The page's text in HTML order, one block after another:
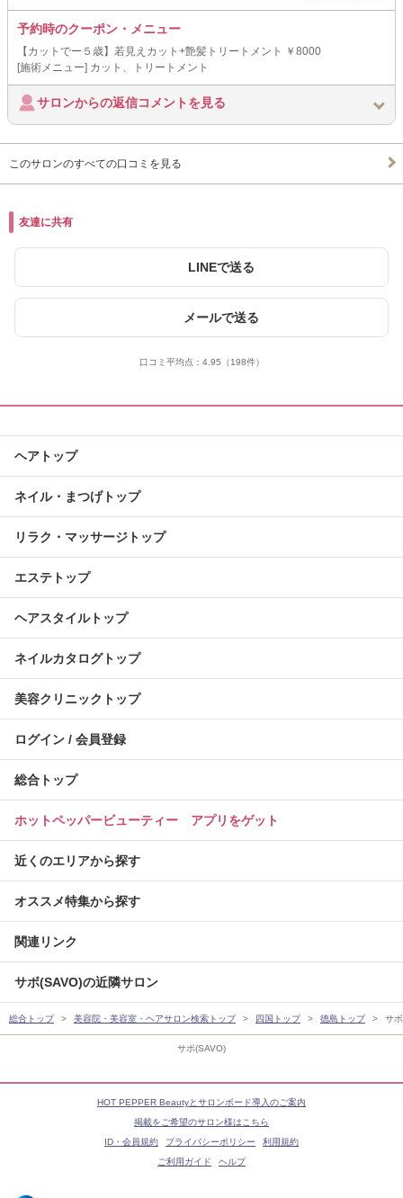
サボ(SAVO)
予約時のクーポン・メニュー
【カットでー５歳】若見えカット+艶髪トリートメント ￥8000
[施術メニュー] カット、トリートメント
サロンからの返信コメントを見る
このサロンのすべての口コミを見る
友達に共有
LINEで送る
メールで送る
口コミ平均点： 4.95 （198件）
ヘアトップ
ネイル・まつげトップ
リラク・マッサージトップ
エステトップ
ヘアスタイルトップ
ネイルカタログトップ
美容クリニックトップ
ログイン / 会員登録
総合トップ
ホットペッパービューティー アプリをゲット
近くのエリアから探す
オススメ特集から探す
関連リンク
サボ(SAVO)の近隣サロン
総合トップ 美容院・美容室・ヘアサロン検索トップ 四国トップ 徳島トップ サ
HOT PEPPER Beautyとサロンボード導入のご案内
掲載をご希望のサロン様はこちら
ID・会員規約
プライバシーポリシー
利用規約
ご利用ガイド
ヘルプ